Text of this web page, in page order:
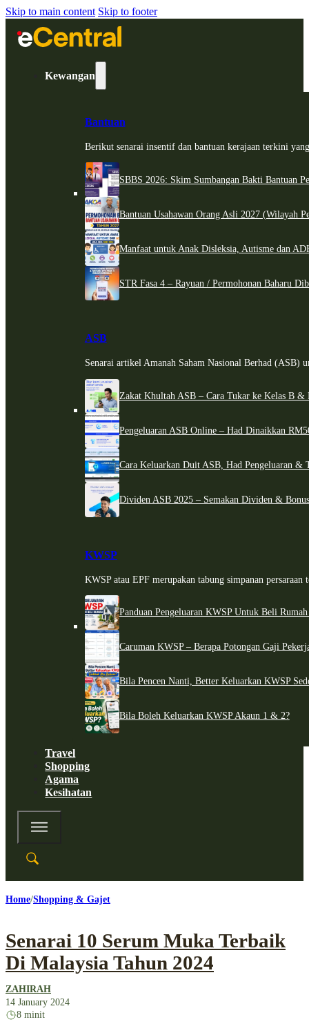
Skip to main content Skip to footer
Kewangan
Bantuan
Berikut senarai insentif dan bantuan kerajaan terkini
SBBS 2026: Skim Sumbangan Bakti Bantuan
Bantuan Usahawan Orang Asli 2027 (Wilayah
Manfaat untuk Anak Disleksia, Autisme dan
STR Fasa 4 – Rayuan / Permohonan Baharu
ASB
Senarai artikel Amanah Saham Nasional Berhad (ASB)
Zakat Khultah ASB – Cara Tukar ke Kelas B &
Pengeluaran ASB Online – Had Dinaikkan
Cara Keluarkan Duit ASB, Had Pengeluaran &
Dividen ASB 2025 – Semakan Dividen &
KWSP
KWSP atau EPF merupakan tabung simpanan persaraan
Panduan Pengeluaran KWSP Untuk Beli
Caruman KWSP – Berapa Potongan Gaji
Bila Pencen Nanti, Better Keluarkan KWSP
Bila Boleh Keluarkan KWSP Akaun 1 & 2?
Travel
Shopping
Agama
Kesihatan
Home Shopping & Gajet
Senarai 10 Serum Muka Terbaik
Di Malaysia Tahun 2024
ZAHIRAH
14 January 2024
8 minit